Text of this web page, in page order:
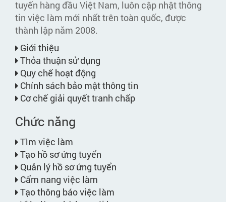
tuyến hàng đầu Việt Nam, luôn cập nhật thông
tin việc làm mới nhất trên toàn quốc, được
thành lập năm 2008.
Giới thiệu
Thỏa thuận sử dụng
Quy chế hoạt động
Chính sách bảo mật thông tin
Cơ chế giải quyết tranh chấp
Chức năng
Tìm việc làm
Tạo hồ sơ ứng tuyển
Quản lý hồ sơ ứng tuyển
Cẩm nang việc làm
Tạo thông báo việc làm